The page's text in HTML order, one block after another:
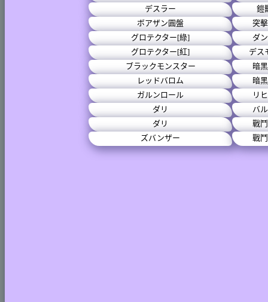
デスラー
鎧
ボアザン圓盤
突
グロテクター[綠]
ダ
グロテクター[紅]
デス
ブラックモンスター
暗
レッドバロム
暗
ガルンロール
リ
ダリ
バ
ダリ
戰
ズバンザー
戰